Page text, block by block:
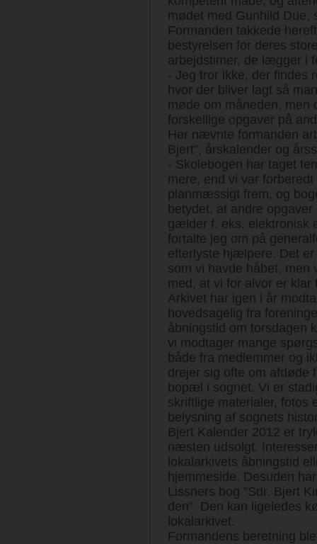
mødet med Gunhild Due,
Formanden takkede
bestyrelsen for deres
arbejdstimer, de lægger i
- Jeg tror ikke, der findes
hvor der bliver lagt så
møde om måneden, men
forskellige opgaver på
Her nævnte formanden
Bjert”, årskalender og
- Skolebogen har taget
mere, end vi var
planmæssigt frem, og
betydet, at andre
gælder f. eks. elektronisk
fortalte jeg om på
efterlyste hjælpere. Det
som vi havde håbet, men
med, at vi for alvor er
Arkivet har igen i år
hovedsagelig fra
åbningstid om torsdagen
vi modtager mange
både fra medlemmer og
drejer sig ofte om afdøde
bopæl i sognet. Vi er
skriftlige materialer, fotos
belysning af sognets
Bjert Kalender 2012 er
næsten udsolgt.
lokalarkivets åbningstid
hjemmeside. Desuden
Lissners bog ”Sdr. Bjert
den”. Den kan ligeledes
lokalarkivet.
Formandens beretning